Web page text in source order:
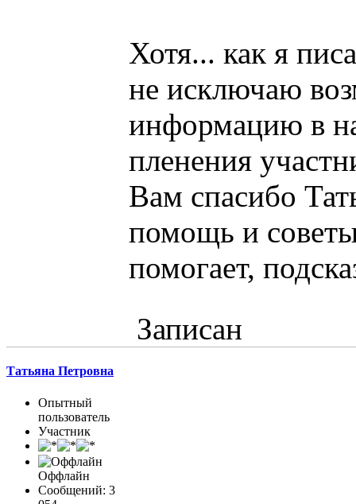
Хотя... как я
не исключаю
информацию в
пленения
Вам спасибо
помощь и
помогает,
Записан
Татьяна Петровна
Опытный
пользователь
Участник
Оффлайн
Сообщений: 3